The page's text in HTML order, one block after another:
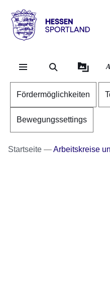
Hessen
Sportland
Fördermöglichkeiten
Bewegungssettings
Startseite Arbeitskreise